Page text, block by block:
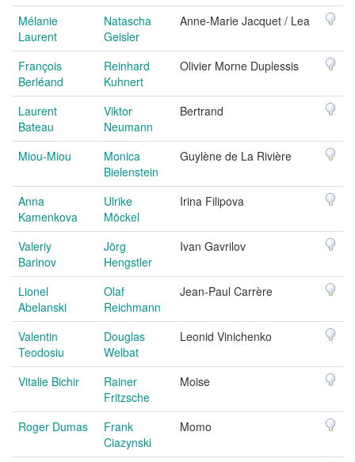
Mélanie
Laurent
Natascha
Geisler
Anne-Marie Jacquet / Lea
François
Berléand
Reinhard
Kuhnert
Olivier Morne Duplessis
Laurent
Bateau
Viktor
Neumann
Bertrand
Miou-Miou
Monica
Bielenstein
Guylène de La Rivière
Anna
Kamenkova
Ulrike
Möckel
Irina Filipova
Valeriy
Barinov
Jörg
Hengstler
Ivan Gavrilov
Lionel
Abelanski
Olaf
Reichmann
Jean-Paul Carrère
Valentin
Teodosiu
Douglas
Welbat
Leonid Vinichenko
Vitalie Bichir
Rainer
Fritzsche
Moise
Roger Dumas
Frank
Ciazynski
Momo